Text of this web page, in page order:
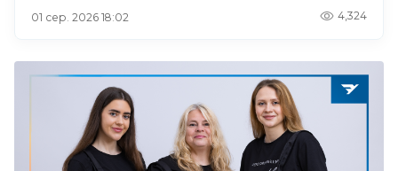
01 сер. 2026 18:02 4,324